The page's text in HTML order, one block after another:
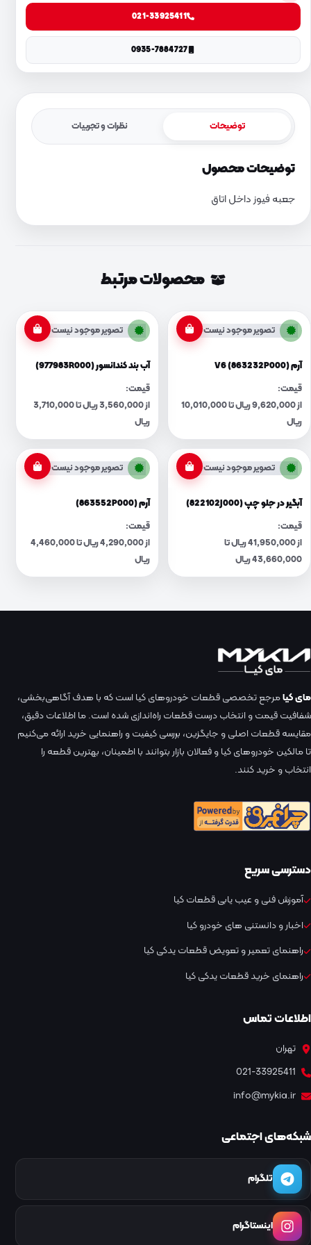
021-33925411
0935-7884727
توضیحات نظرات و تجربیات
توضیحات محصول
جعبه فیوز داخل اتاق
محصولات مرتبط
تصویر موجود نیست
آرم V6 (863232P000)
قیمت:
از 9,620,000 ریال تا 10,010,000
ریال
تصویر موجود نیست
آب بند کندانسور (977983R000)
قیمت:
از 3,560,000 ریال تا 3,710,000
ریال
تصویر موجود نیست
آبگیر در جلو چپ (822102J000)
قیمت:
از 41,950,000 ریال تا
43,660,000 ریال
تصویر موجود نیست
آرم (863552P000)
قیمت:
از 4,290,000 ریال تا 4,460,000
ریال
مای کیامرجع تخصصی قطعات خودروهای کیا است که با هدف آگاهی‌بخشی،
شفافیت قیمت و انتخاب درست قطعات راه‌اندازی شده است. ما اطلاعات دقیق،
مقایسه قطعات اصلی و جایگزین، بررسی کیفیت و راهنمایی خرید ارائه می‌کنیم
تا مالکین خودروهای کیا و فعالان بازار بتوانند با اطمینان، بهترین قطعه را
انتخاب و خرید کنند.
دسترسی سریع
آموزش فنی و عیب یابی قطعات کیا
اخبار و دانستنی های خودرو کیا
راهنمای تعمیر و تعویض قطعات یدکی کیا
راهنمای خرید قطعات یدکی کیا
اطلاعات تماس
تهران
021-33925411
info@mykia.ir
شبکه‌های اجتماعی
تلگرام
اینستاگرام